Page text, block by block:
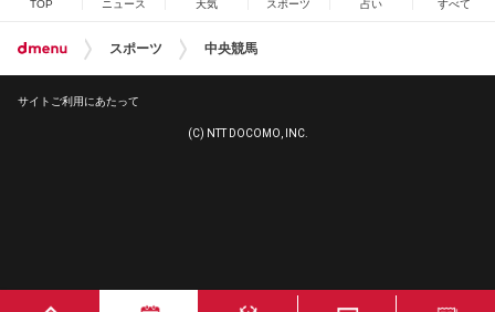
TOP ニュース 天気 スポーツ 占い すべて
スポーツ 中央競馬
サイトご利用にあたって
(C) NTT DOCOMO, INC.